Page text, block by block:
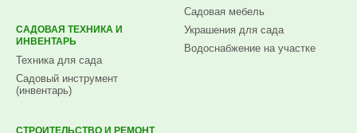
САДОВАЯ ТЕХНИКА И
ИНВЕНТАРЬ
Техника для сада
Садовый инструмент
(инвентарь)
Садовая мебель
Украшения для сада
Водоснабжение на участке
СТРОИТЕЛЬСТВО И РЕМОНТ